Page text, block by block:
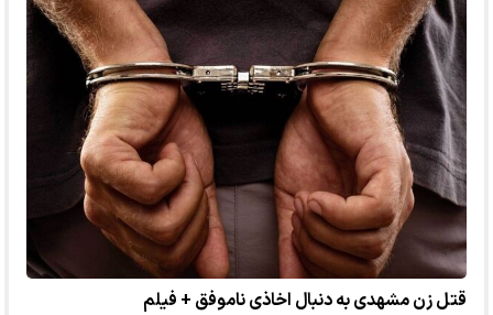
قتل زن مشهدی به دنبال اخاذی ناموفق + فیلم